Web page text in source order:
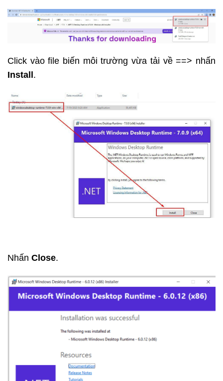
Click vào file biến môi trường vừa tải về ==> nhấn
Install.
Nhấn Close.